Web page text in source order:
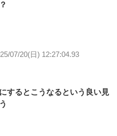
07/20(日) 12:27:04.93
するとこうなるという良い見